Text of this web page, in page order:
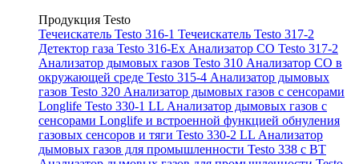
Продукция Testo
Течеискатель Testo 316-1 Течеискатель Testo 317-2
Детектор газа Testo 316-Ex Анализатор CO Testo 317-2
Анализатор дымовых газов Testo 310 Анализатор CO в
окружающей среде Testo 315-4 Анализатор дымовых
газов Testo 320 Анализатор дымовых газов с сенсорами
Longlife Testo 330-1 LL Анализатор дымовых газов с
сенсорами Longlife и встроенной функцией обнуления
газовых сенсоров и тяги Testo 330-2 LL Анализатор
дымовых газов для промышленности Testo 338 с BT